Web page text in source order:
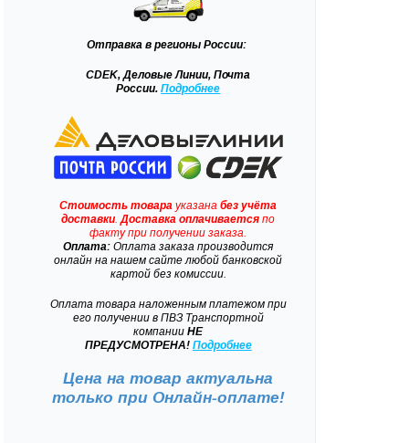
Отправка в регионы России:
CDEK, Деловые Линии, Почта
России.Подробнее
Стоимость товара указанабез учёта
доставки .Доставка оплачивается по
факту при получении заказа.
Оплата: Оплата заказа производится
онлайн на нашем сайте любой банковской
картой без комиссии.
Оплата товара наложенным платежом при
его получении в ПВЗ Транспортной
компании НЕ
ПРЕДУСМОТРЕНА! Подробнее
Цена на товар актуальна
только при Онлайн-оплате!